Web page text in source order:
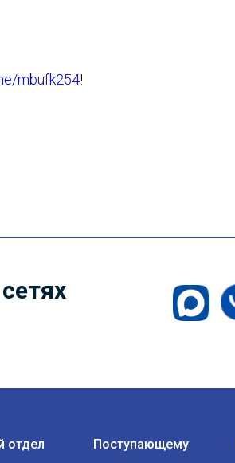
mbufk254!
отдел Поступающему